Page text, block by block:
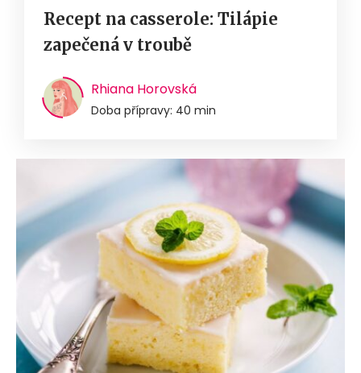
Recept na casserole: Tilápie
zapečená v troubě
Rhiana Horovská
Doba přípravy: 40 min